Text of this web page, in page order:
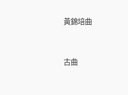
黃錦培曲
古曲